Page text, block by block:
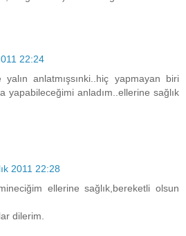
22:24
anlatmışsınki..hiç yapmayan biri
yapabileceğimi anladım..ellerine sağlık
2011 22:28
ellerine sağlık,bereketli olsun
dilerim.